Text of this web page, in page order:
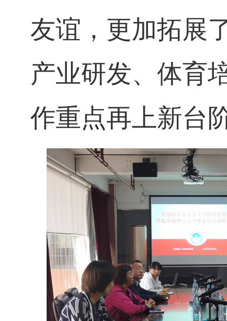
友谊，更加拓展
产业研发、体育
作重点再上新台